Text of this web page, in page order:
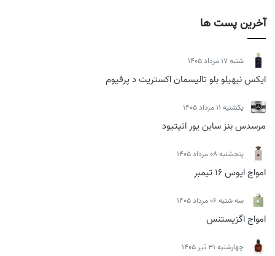
آخرین پست ها
شنبه 17 مرداد 1405
ایکس نیهیلو بلو تالیسمان اکستریت د پرفیوم
يكشنبه 11 مرداد 1405
مرسدس بنز ساین یور اتیتیود
پنجشنبه 08 مرداد 1405
امواج اپوس 16 تیمبر
سه شنبه 06 مرداد 1405
امواج اگزیستنس
چهارشنبه 31 تیر 1405